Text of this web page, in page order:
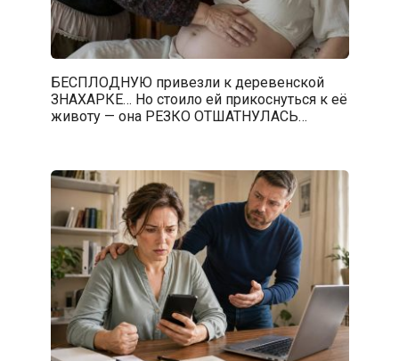
БЕСПЛОДНУЮ привезли к деревенской
ЗНАХАРКЕ… Но стоило ей прикоснуться к её
животу — она РЕЗКО ОТШАТНУЛАСЬ…